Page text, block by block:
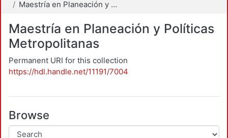
Maestría en Planeación y Políticas Metropolitanas
Maestría en Planeación y Políticas
Metropolitanas
Permanent URI for this collection
https://hdl.handle.net/11191/7004
Browse